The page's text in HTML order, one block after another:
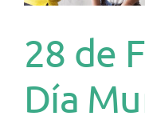
28 de
Día